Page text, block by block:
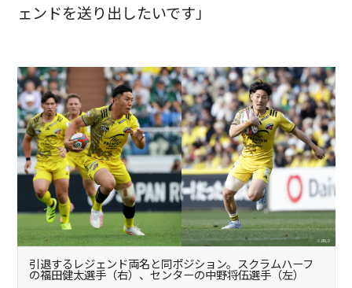
ェンドを送り出したいです」
引退するレジェンド両名と同ポジション。スクラムハーフ
の福田健太選手（右）、センターの中野将伍選手（左）